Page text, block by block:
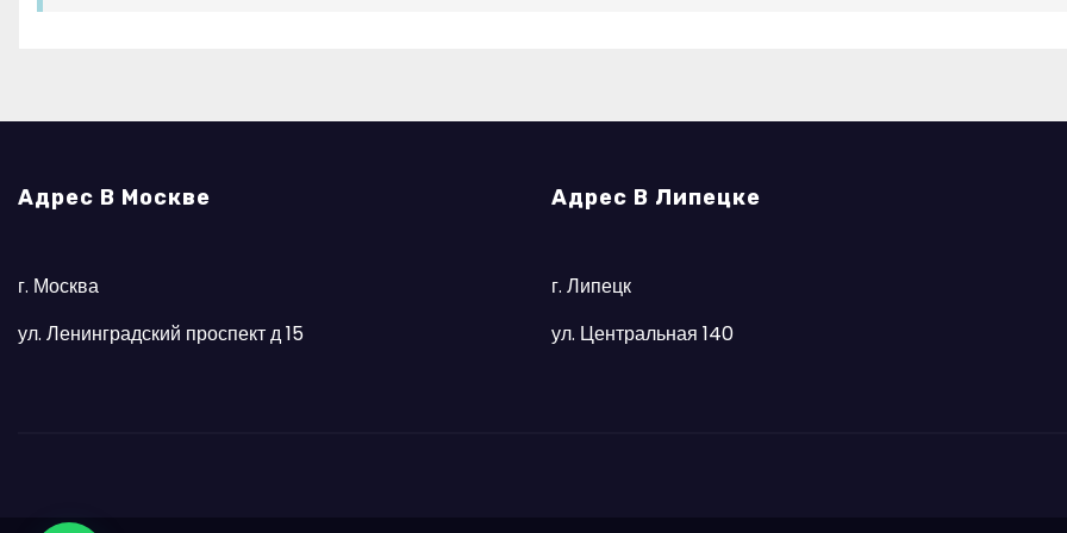
Адрес В Москве
г. Москва
ул. Ленинградский проспект д 15
Адрес В Липецке
г. Липецк
ул. Центральная 140